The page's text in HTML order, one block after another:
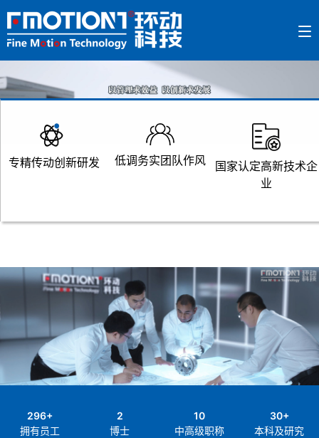
专精传动创新研发 低调务实团队作风
国家认定高新技术企
业
299+
拥有员工
2
博士
10
中高级职称
30+
本科及研究